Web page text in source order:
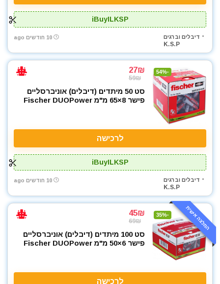
iBuyILKSP
דיבלים וברגים
K.S.P
10 חודשים ago
-54%
27₪
59₪
סט 50 מיתדים (דיבלים) אוניברסליים
פישר 8×65 מ"מ Fischer DUOPower
לרכישה
iBuyILKSP
דיבלים וברגים
K.S.P
10 חודשים ago
המלצה אישית -35%
45₪
69₪
סט 100 מיתדים (דיבלים) אוניברסליים
פישר 6×50 מ"מ Fischer DUOPower
לרכישה